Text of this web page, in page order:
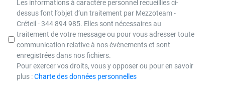
Les informations à caractère personnel recueillies ci-
dessus font l’objet d’un traitement par Mezzoteam -
Créteil - 344 894 985. Elles sont nécessaires au
traitement de votre message ou pour vous adresser toute
communication relative à nos évènements et sont
enregistrées dans nos fichiers.
Pour exercer vos droits, vous y opposer ou pour en savoir
plus :Charte des données personnelles